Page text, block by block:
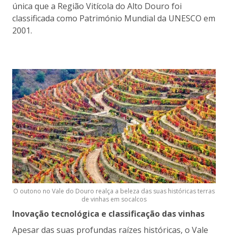
única que a Região Vitícola do Alto Douro foi
classificada como Património Mundial da UNESCO em
2001.
O outono no Vale do Douro realça a beleza das suas históricas terras
de vinhas em socalcos
Inovação tecnológica e classificação das vinhas
Apesar das suas profundas raízes históricas, o Vale